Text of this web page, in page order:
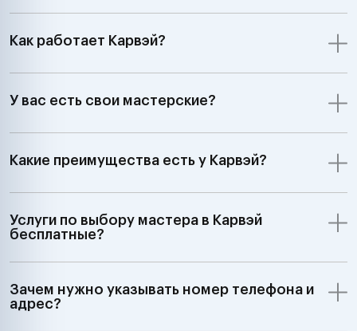
Как работает Карвэй?
У вас есть свои мастерские?
Какие преимущества есть у Карвэй?
Услуги по выбору мастера в Карвэй
бесплатные?
Зачем нужно указывать номер телефона и
адрес?